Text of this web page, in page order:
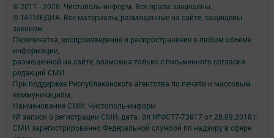
© 2011 - 2026. Чистополь-информ. Все права защищены.
© ТАТМЕДИА. Все материалы, размещенные на сайте, защищены
законом.
Перепечатка, воспроизведение и распространение в любом объеме
информации,
размещенной на сайте, возможна только с письменного согласия
редакций СМИ.
При поддержке Республиканского агентства по печати и массовым
коммуникациям.
Наименование СМИ: Чистополь-информ
№ записи о регистрации СМИ, дата: Эл №ФС77-73817 от 28.09.2018 г.
СМИ зарегистрированно Федеральной службой по надзору в сфере